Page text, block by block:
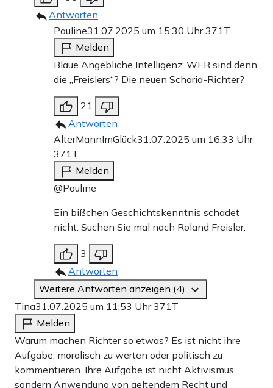
Antworten
Pauline31.07.2025 um 15:30 Uhr371T
Melden
Blaue Angebliche Intelligenz: WER sind denn
die „Freislers“? Die neuen Scharia-Richter?
21
Antworten
AlterMannImGlück31.07.2025 um 16:33 Uhr
371T
Melden
@Pauline
Ein bißchen Geschichtskenntnis schadet
nicht. Suchen Sie mal nach Roland Freisler.
3
Antworten
Weitere Antworten anzeigen (4)
Tina31.07.2025 um 11:53 Uhr371T
Melden
Warum machen Richter so etwas? Es ist nicht ihre
Aufgabe, moralisch zu werten oder politisch zu
kommentieren. Ihre Aufgabe ist nicht Aktivismus
sondern Anwendung von geltendem Recht und